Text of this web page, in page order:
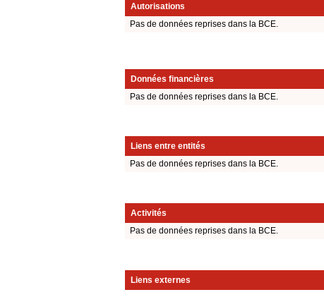
Autorisations
Pas de données reprises dans la BCE.
Données financières
Pas de données reprises dans la BCE.
Liens entre entités
Pas de données reprises dans la BCE.
Activités
Pas de données reprises dans la BCE.
Liens externes